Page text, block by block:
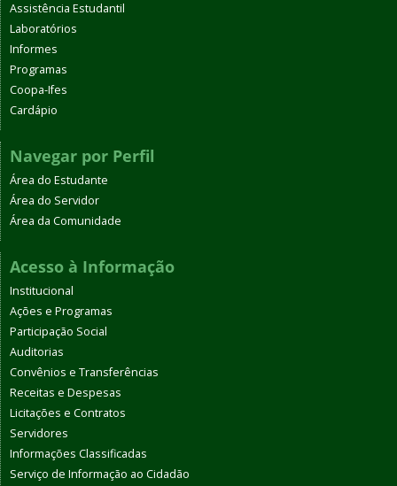
Assistência Estudantil
Laboratórios
Informes
Programas
Coopa-Ifes
Cardápio
Navegar por Perfil
Área do Estudante
Área do Servidor
Área da Comunidade
Acesso à Informação
Institucional
Ações e Programas
Participação Social
Auditorias
Convênios e Transferências
Receitas e Despesas
Licitações e Contratos
Servidores
Informações Classificadas
Serviço de Informação ao Cidadão